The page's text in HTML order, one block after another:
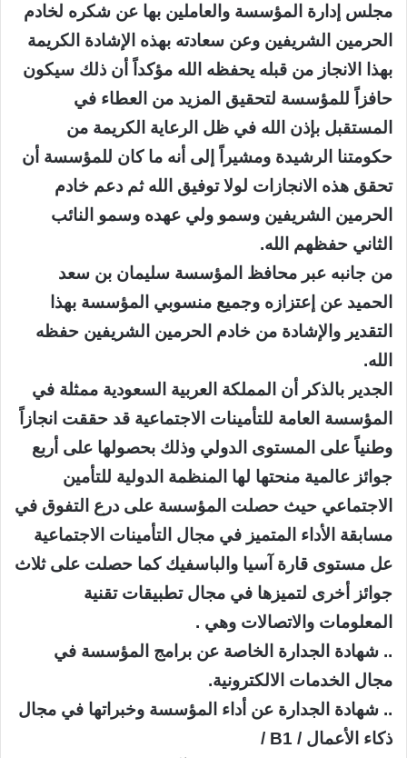
مجلس إدارة المؤسسة والعاملين بها عن شكره لخادم
الحرمين الشريفين وعن سعادته بهذه الإشادة الكريمة
بهذا الانجاز من قبله يحفظه الله مؤكداً أن ذلك سيكون
حافزاً للمؤسسة لتحقيق المزيد من العطاء في
المستقبل بإذن الله في ظل الرعاية الكريمة من
حكومتنا الرشيدة ومشيراً إلى أنه ما كان للمؤسسة أن
تحقق هذه الانجازات لولا توفيق الله ثم دعم خادم
الحرمين الشريفين وسمو ولي عهده وسمو النائب
الثاني حفظهم الله.
من جانبه عبر محافظ المؤسسة سليمان بن سعد
الحميد عن إعتزازه وجميع منسوبي المؤسسة بهذا
التقدير والإشادة من خادم الحرمين الشريفين حفظه
الله.
الجدير بالذكر أن المملكة العربية السعودية ممثلة في
المؤسسة العامة للتأمينات الاجتماعية قد حققت انجازاً
وطنياً على المستوى الدولي وذلك بحصولها على أربع
جوائز عالمية منحتها لها المنظمة الدولية للتأمين
الاجتماعي حيث حصلت المؤسسة على درع التفوق في
مسابقة الأداء المتميز في مجال التأمينات الاجتماعية
عل مستوى قارة آسيا والباسفيك كما حصلت على ثلاث
جوائز أخرى لتميزها في مجال تطبيقات تقنية
المعلومات والاتصالات وهي .
.. شهادة الجدارة الخاصة عن برامج المؤسسة في
مجال الخدمات الالكترونية.
.. شهادة الجدارة عن أداء المؤسسة وخبراتها في مجال
ذكاء الأعمال / B1 /